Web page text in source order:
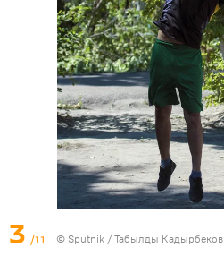
3 /11 © Sputnik / Табылды Кадырбеков